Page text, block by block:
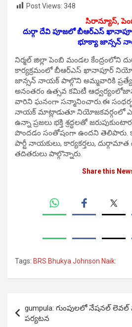
Post Views: 348
సిరాన్యూస్,
దుర్గా దేవి పూజలో బీఆర్ఎస్
భూక్యా జాన్సన్
నిర్మల్ జిల్లా పెంబి మండల కేంద్రంలోని
కార్యక్రమంలో బీఆర్ఎస్ ఖానాపూర్
జాన్సన్ నాయక్ పాల్గొని అమ్మవారికి
అనంతరం ఉత్సవ కమిటీ
వారిని ఘనంగా సన్మానించారు.ఈ
నాయక్ మాట్లాడుతూ నియోజకవర్గంలో
ఉన్నా ప్రజలు భక్తి శ్రద్ధలతో
పొందడం సంతోషంగా ఉందని తెలిపారు.
పార్టీ నాయకులు, కార్యకర్తలు,
తదితరులు పాల్గొన్నారు.
Share this
Tags: BRS Bhukya Johnson Naik:
navigation
gumpula: గుంపులలో నేషనల్
పర్యటన